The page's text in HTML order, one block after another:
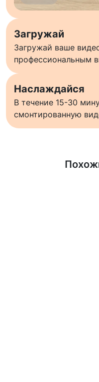
Загружай
Загружай ваше
профессиональным
Наслаждайся
В течение 15-30
смонтированную